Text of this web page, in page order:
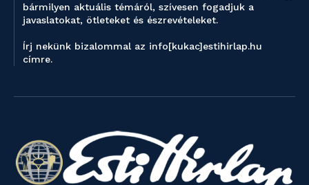
bármilyen aktuális témáról, szívesen fogadjuk a
javaslatokat, ötleteket és észrevételeket.
Írj nekünk bizalommal az info[kukac]estihirlap.hu
címre.